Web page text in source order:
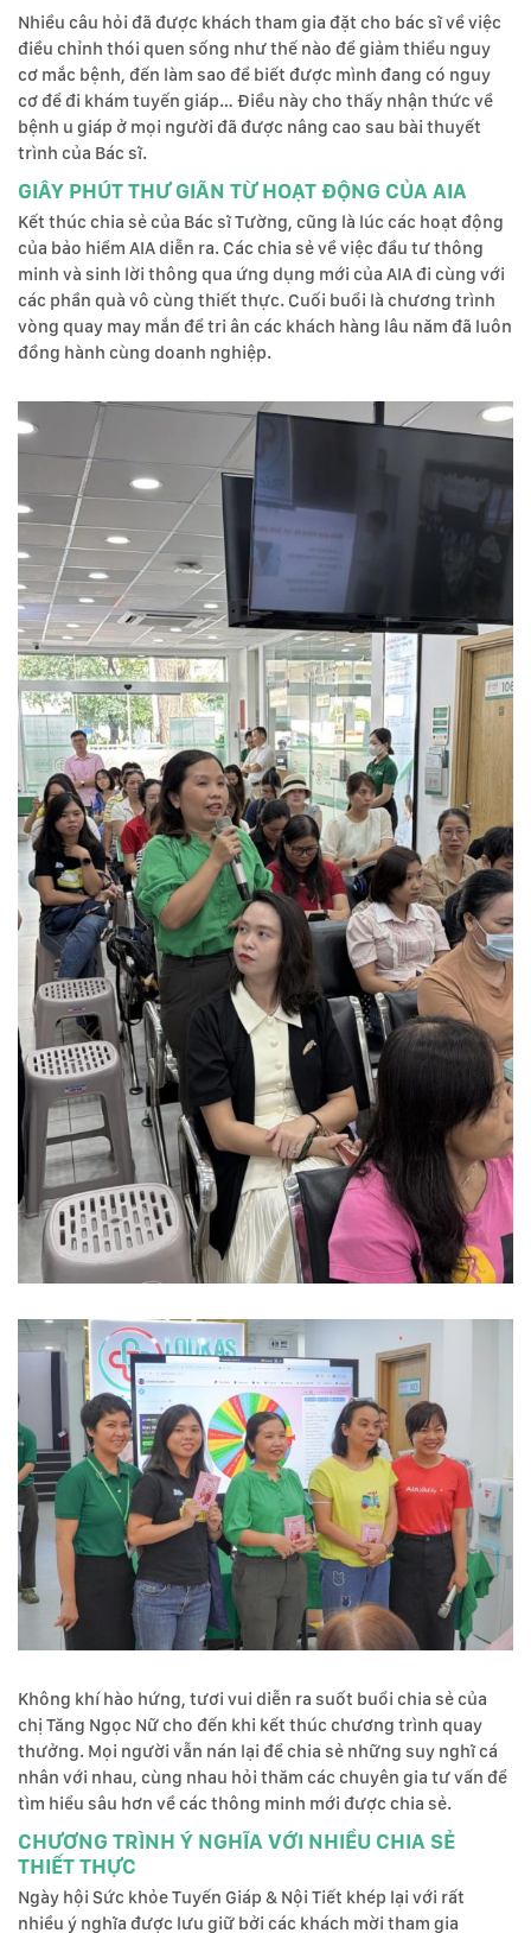
Nhiều câu hỏi đã được khách tham gia đặt cho bác sĩ về việc
điều chỉnh thói quen sống như thế nào để giảm thiểu nguy
cơ mắc bệnh, đến làm sao để biết được mình đang có nguy
cơ để đi khám tuyến giáp… Điều này cho thấy nhận thức về
bệnh u giáp ở mọi người đã được nâng cao sau bài thuyết
trình của Bác sĩ.
GIÂY PHÚT THƯ GIÃN TỪ HOẠT ĐỘNG CỦA AIA
Kết thúc chia sẻ của Bác sĩ Tường, cũng là lúc các hoạt động
của bảo hiểm AIA diễn ra. Các chia sẻ về việc đầu tư thông
minh và sinh lời thông qua ứng dụng mới của AIA đi cùng với
các phần quà vô cùng thiết thực. Cuối buổi là chương trình
vòng quay may mắn để tri ân các khách hàng lâu năm đã luôn
đồng hành cùng doanh nghiệp.
Không khí hào hứng, tươi vui diễn ra suốt buổi chia sẻ của
chị Tăng Ngọc Nữ cho đến khi kết thúc chương trình quay
thưởng. Mọi người vẫn nán lại để chia sẻ những suy nghĩ cá
nhân với nhau, cùng nhau hỏi thăm các chuyên gia tư vấn để
tìm hiểu sâu hơn về các thông minh mới được chia sẻ.
CHƯƠNG TRÌNH Ý NGHĨA VỚI NHIỀU CHIA SẺ
THIẾT THỰC
Ngày hội Sức khỏe Tuyến Giáp & Nội Tiết khép lại với rất
nhiều ý nghĩa được lưu giữ bởi các khách mời tham gia